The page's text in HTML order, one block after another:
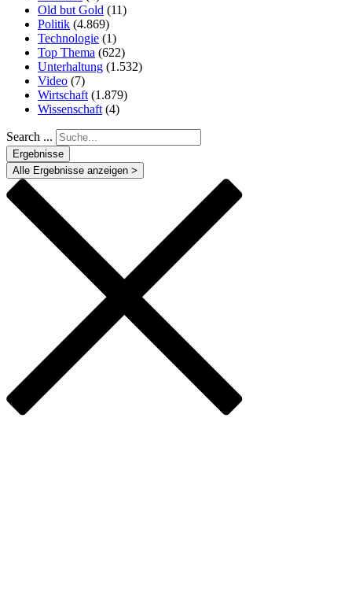
Old but Gold (11)
Politik (4.869)
Technologie (1)
Top Thema (622)
Unterhaltung (1.532)
Video (7)
Wirtschaft (1.879)
Wissenschaft (4)
Search ...
Ergebnisse
Alle Ergebnisse anzeigen >